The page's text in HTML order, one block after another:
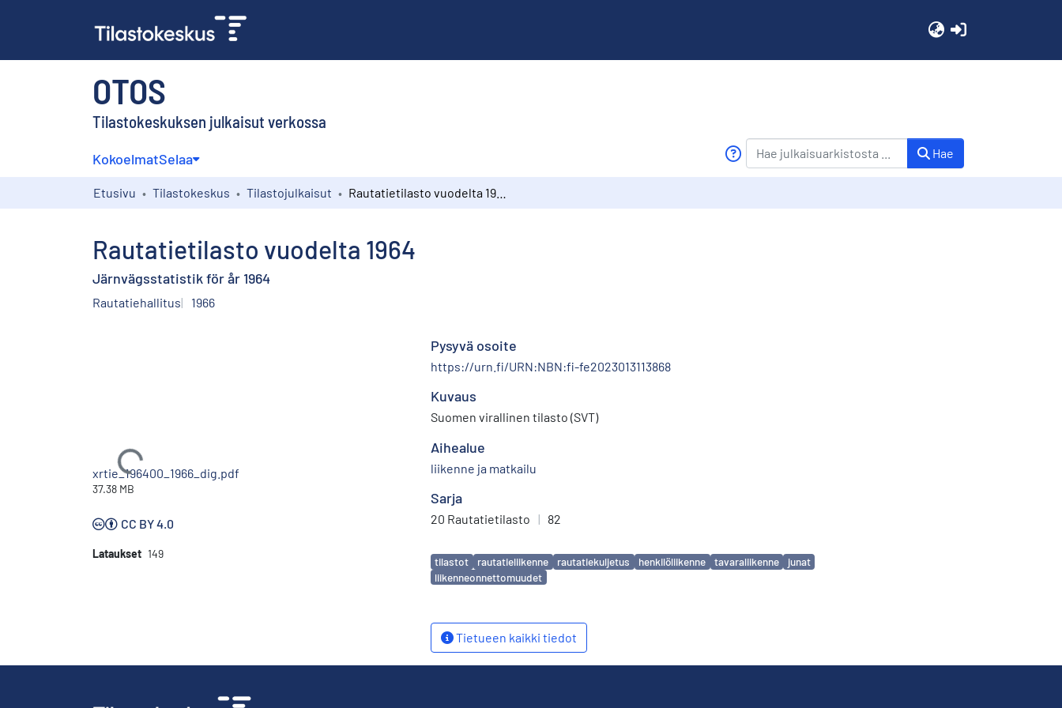
OTOS
Tilastokeskuksen julkaisut verkossa
KokoelmatSelaa Hae
Etusivu Tilastokeskus Tilastojulkaisut
Rautatietilasto vuodelta 1964
Järnvägsstatistik för år 1964
Rautatiehallitus 1966
Ladataan...
xrtie_196400_1966_dig.pdf
37.38 MB
CC BY 4.0
Lataukset 149
Pysyvä osoite
https://urn.fi/URN:NBN:fi-fe2023013113868
Kuvaus
Suomen virallinen tilasto (SVT)
Aihealue
liikenne ja matkailu
Sarja
20 Rautatietilasto | 82
Avainsanat
tilastot rautatieliikenne rautatiekuljetus henkilöliikenne tavaraliikenne
junat
liikenneonnettomuudet
Tietueen kaikki tiedot